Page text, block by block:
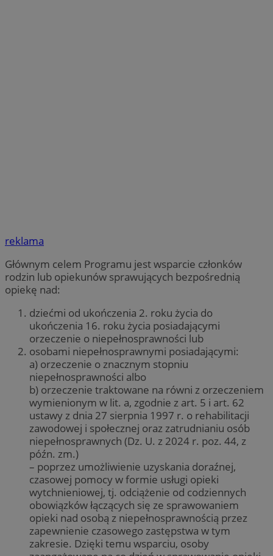
reklama
Głównym celem Programu jest wsparcie członków
rodzin lub opiekunów sprawujących bezpośrednią
opiekę nad:
dziećmi od ukończenia 2. roku życia do
ukończenia 16. roku życia posiadającymi
orzeczenie o niepełnosprawności lub
osobami niepełnosprawnymi posiadającymi:
a) orzeczenie o znacznym stopniu
niepełnosprawności albo
b) orzeczenie traktowane na równi z orzeczeniem
wymienionym w lit. a, zgodnie z art. 5 i art. 62
ustawy z dnia 27 sierpnia 1997 r. o rehabilitacji
zawodowej i społecznej oraz zatrudnianiu osób
niepełnosprawnych (Dz. U. z 2024 r. poz. 44, z
późn. zm.)
– poprzez umożliwienie uzyskania doraźnej,
czasowej pomocy w formie usługi opieki
wytchnieniowej, tj. odciążenie od codziennych
obowiązków łączących się ze sprawowaniem
opieki nad osobą z niepełnosprawnością przez
zapewnienie czasowego zastępstwa w tym
zakresie. Dzięki temu wsparciu, osoby